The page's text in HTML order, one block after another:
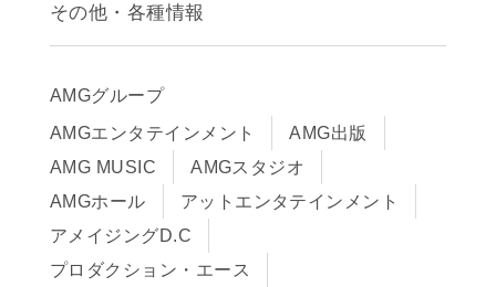
早期出願制度・AOエントリー
入学までの流れ
学費サポート・各種制度
学費について
Q&A
その他・各種情報
アクセス
サイトポリシー
在校生・保護者の方へ
卒業生の皆様へ
AMGグループ
AMGエンタテインメント
AMG出版
AMG MUSIC
AMGスタジオ
AMGホール
アットエンタテインメント
アメイジングD.C
プロダクション・エース